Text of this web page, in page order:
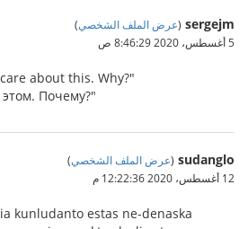
sergejm
(عرض الملف الشخصي)
5 أغسطس، 2020 8:46:29 ص
about this. Why?"
Почему?"
sudanglo
(عرض الملف الشخصي)
12 أغسطس، 2020 12:22:36 م
kunludanto estas ne-denaska